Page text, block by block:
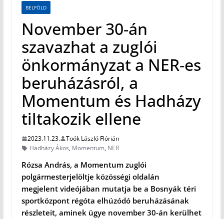
BELFÖLD
November 30-án
szavazhat a zuglói
önkormányzat a NER-es
beruházásról, a
Momentum és Hadházy
tiltakozik ellene
2023.11.23.
Toók László Flórián
Hadházy Ákos, Momentum, NER
Rózsa András, a Momentum zuglói
polgármesterjelöltje közösségi oldalán
megjelent videójában mutatja be a Bosnyák téri
sportközpont régóta elhúzódó beruházásának
részleteit, aminek ügye november 30-án kerülhet